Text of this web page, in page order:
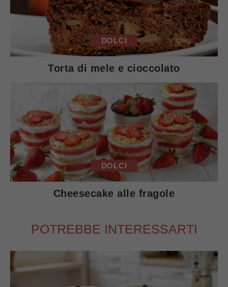
DOLCI
Torta di mele e cioccolato
DOLCI
Cheesecake alle fragole
POTREBBE INTERESSARTI